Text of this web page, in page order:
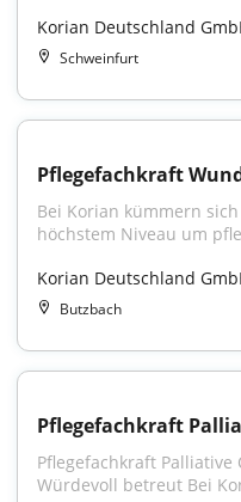
Korian Deutschland
Schweinfurt
Pflegefachkraft
Bei Korian kümmern
höchstem Niveau um
Korian Deutschland
Butzbach
Pflegefachkraft
Pflegefachkraft
Würdevoll betreut Bei